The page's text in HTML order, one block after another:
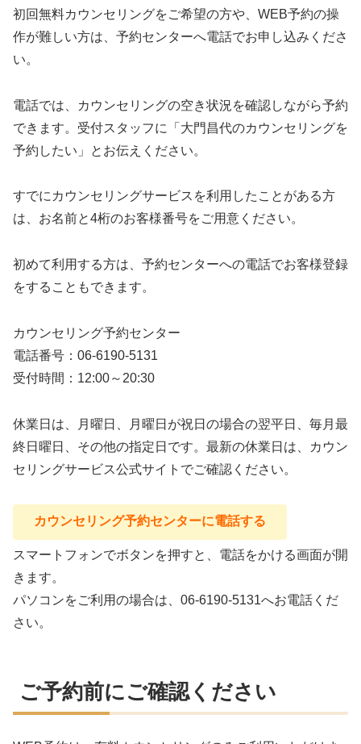
初回無料カウンセリングをご希望の方や、WEB予約の操
作が難しい方は、予約センターへ電話でお申し込みくださ
い。
電話では、カウンセリングの空き状況を確認しながら予約
できます。受付スタッフに「大門昌代のカウンセリングを
予約したい」とお伝えください。
すでにカウンセリングサービスを利用したことがある方
は、お名前と4桁のお客様番号をご用意ください。
初めて利用する方は、予約センターへの電話でお客様登録
をすることもできます。
カウンセリング予約センター
電話番号：06-6190-5131
受付時間：12:00～20:30
休業日は、月曜日、月曜日が祝日の場合の翌平日、毎月最
終日曜日、その他の指定日です。最新の休業日は、カウン
セリングサービス公式サイトでご確認ください。
カウンセリング予約センターに電話する
スマートフォンでボタンを押すと、電話をかける画面が開
きます。
パソコンをご利用の場合は、06-6190-5131へお電話くだ
さい。
ご予約前にご確認ください